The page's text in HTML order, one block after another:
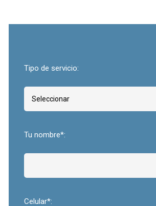
Tipo de servicio:
Tu nombre*:
Celular*: